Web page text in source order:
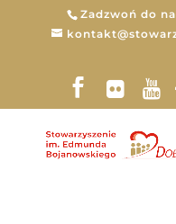
Zadzwoń do